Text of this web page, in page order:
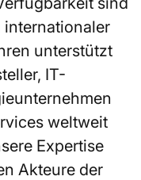
unterstützt
IT-
weltweit
Expertise
Akteure der